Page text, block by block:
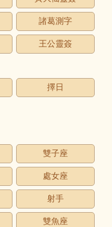
諸葛測字
王公靈簽
擇日
雙子座
處女座
射手
雙魚座